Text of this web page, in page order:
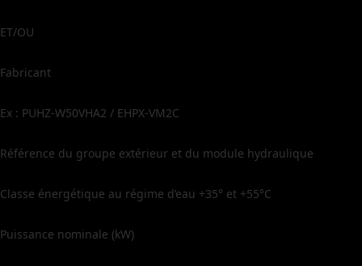
ET/OU
Fabricant
Ex : PUHZ-W50VHA2 / EHPX-VM2C
Référence du groupe extérieur et du module hydraulique
Classe énergétique au régime d’eau +35° et +55°C
Puissance nominale (kW)